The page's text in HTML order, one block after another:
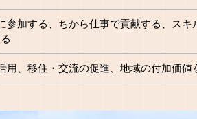
参加する、ちから仕事で貢献する、ス
用、移住・交流の促進、地域の付加価